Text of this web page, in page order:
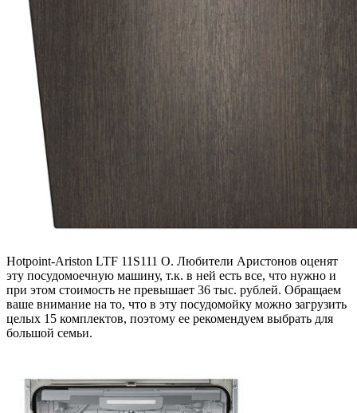
Hotpoint-Ariston LTF 11S111 O. Любители Аристонов оценят
эту посудомоечную машину, т.к. в ней есть все, что нужно и
при этом стоимость не превышает 36 тыс. рублей. Обращаем
ваше внимание на то, что в эту посудомойку можно загрузить
целых 15 комплектов, поэтому ее рекомендуем выбрать для
большой семьи.